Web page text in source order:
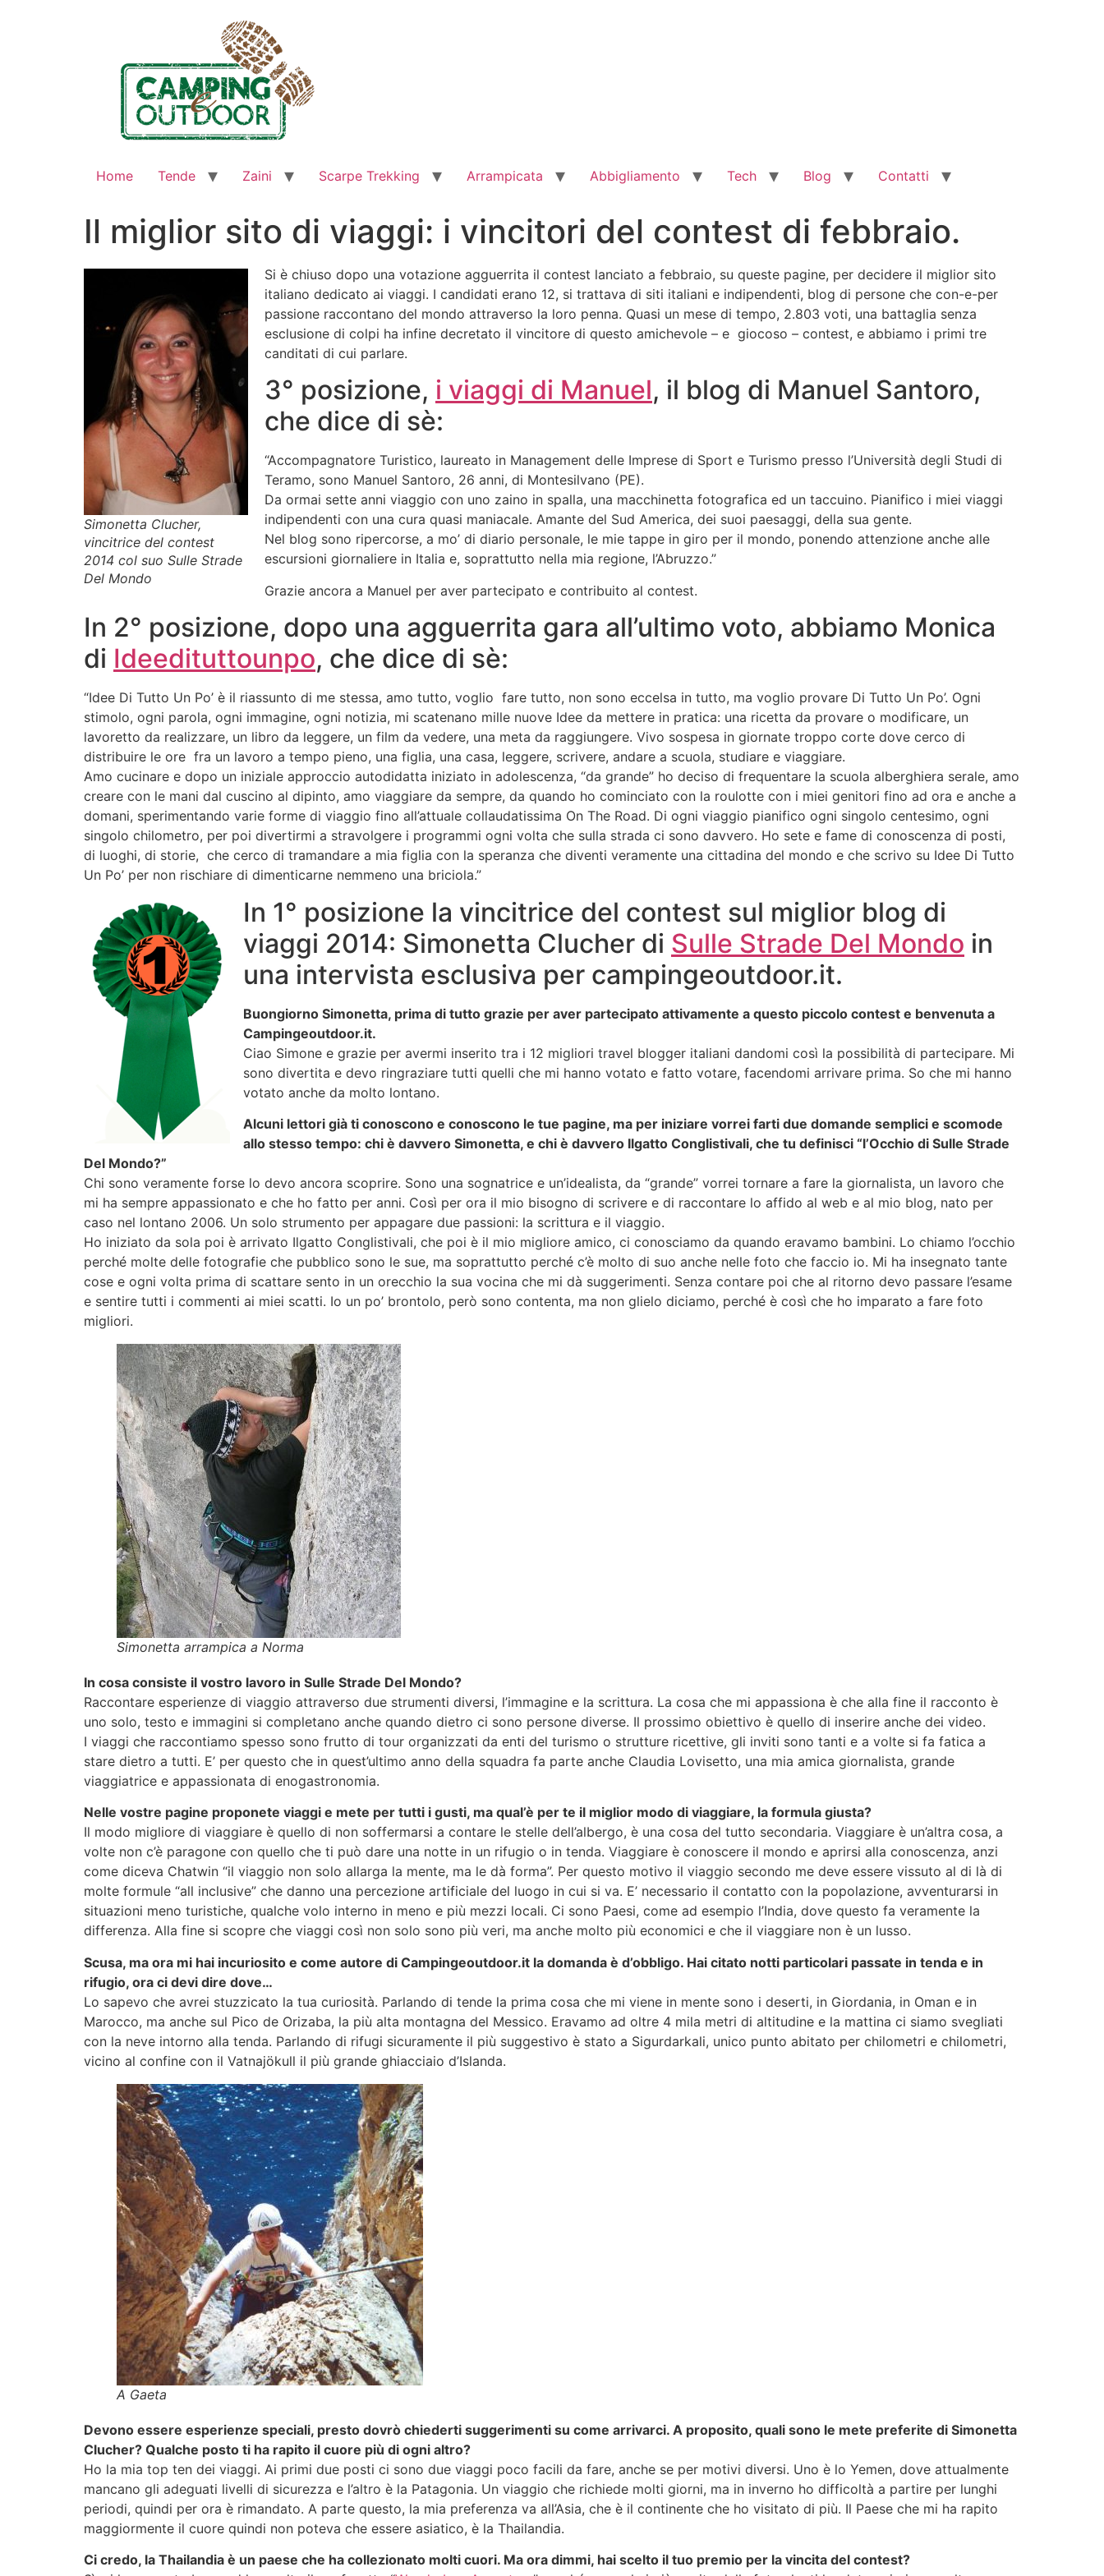
Home Tende Zaini Scarpe Trekking Arrampicata Abbigliamento Tech Blog Contatti
Il miglior sito di viaggi: i vincitori del contest di febbraio.
Simonetta Clucher,
vincitrice del contest
2014 col suo Sulle Strade
Del Mondo
Si è chiuso dopo una votazione agguerrita il contest lanciato a febbraio, su queste pagine, per decidere il miglior sito
italiano dedicato ai viaggi. I candidati erano 12, si trattava di siti italiani e indipendenti, blog di persone che con-e-per
passione raccontano del mondo attraverso la loro penna. Quasi un mese di tempo, 2.803 voti, una battaglia senza
esclusione di colpi ha infine decretato il vincitore di questo amichevole – e giocoso – contest, e abbiamo i primi tre
canditati di cui parlare.
3° posizione, i viaggi di Manuel, il blog di Manuel Santoro,
che dice di sè:
“Accompagnatore Turistico, laureato in Management delle Imprese di Sport e Turismo presso l’Università degli Studi di
Teramo, sono Manuel Santoro, 26 anni, di Montesilvano (PE).
Da ormai sette anni viaggio con uno zaino in spalla, una macchinetta fotografica ed un taccuino. Pianifico i miei viaggi
indipendenti con una cura quasi maniacale. Amante del Sud America, dei suoi paesaggi, della sua gente.
Nel blog sono ripercorse, a mo’ di diario personale, le mie tappe in giro per il mondo, ponendo attenzione anche alle
escursioni giornaliere in Italia e, soprattutto nella mia regione, l’Abruzzo.”
Grazie ancora a Manuel per aver partecipato e contribuito al contest.
In 2° posizione, dopo una agguerrita gara all’ultimo voto, abbiamo Monica
di Ideedituttounpo, che dice di sè:
“Idee Di Tutto Un Po’ è il riassunto di me stessa, amo tutto, voglio fare tutto, non sono eccelsa in tutto, ma voglio provare Di Tutto Un Po’. Ogni
stimolo, ogni parola, ogni immagine, ogni notizia, mi scatenano mille nuove Idee da mettere in pratica: una ricetta da provare o modificare, un
lavoretto da realizzare, un libro da leggere, un film da vedere, una meta da raggiungere. Vivo sospesa in giornate troppo corte dove cerco di
distribuire le ore fra un lavoro a tempo pieno, una figlia, una casa, leggere, scrivere, andare a scuola, studiare e viaggiare.
Amo cucinare e dopo un iniziale approccio autodidatta iniziato in adolescenza, “da grande” ho deciso di frequentare la scuola alberghiera serale, amo
creare con le mani dal cuscino al dipinto, amo viaggiare da sempre, da quando ho cominciato con la roulotte con i miei genitori fino ad ora e anche a
domani, sperimentando varie forme di viaggio fino all’attuale collaudatissima On The Road. Di ogni viaggio pianifico ogni singolo centesimo, ogni
singolo chilometro, per poi divertirmi a stravolgere i programmi ogni volta che sulla strada ci sono davvero. Ho sete e fame di conoscenza di posti,
di luoghi, di storie, che cerco di tramandare a mia figlia con la speranza che diventi veramente una cittadina del mondo e che scrivo su Idee Di Tutto
Un Po’ per non rischiare di dimenticarne nemmeno una briciola.”
In 1° posizione la vincitrice del contest sul miglior blog di
viaggi 2014: Simonetta Clucher di Sulle Strade Del Mondo in
una intervista esclusiva per campingeoutdoor.it.
Buongiorno Simonetta, prima di tutto grazie per aver partecipato attivamente a questo piccolo contest e benvenuta a
Campingeoutdoor.it.
Ciao Simone e grazie per avermi inserito tra i 12 migliori travel blogger italiani dandomi così la possibilità di partecipare. Mi
sono divertita e devo ringraziare tutti quelli che mi hanno votato e fatto votare, facendomi arrivare prima. So che mi hanno
votato anche da molto lontano.
Alcuni lettori già ti conoscono e conoscono le tue pagine, ma per iniziare vorrei farti due domande semplici e scomode
allo stesso tempo: chi è davvero Simonetta, e chi è davvero Ilgatto Conglistivali, che tu definisci “l’Occhio di Sulle Strade
Del Mondo?”
Chi sono veramente forse lo devo ancora scoprire. Sono una sognatrice e un’idealista, da “grande” vorrei tornare a fare la giornalista, un lavoro che
mi ha sempre appassionato e che ho fatto per anni. Così per ora il mio bisogno di scrivere e di raccontare lo affido al web e al mio blog, nato per
caso nel lontano 2006. Un solo strumento per appagare due passioni: la scrittura e il viaggio.
Ho iniziato da sola poi è arrivato Ilgatto Conglistivali, che poi è il mio migliore amico, ci conosciamo da quando eravamo bambini. Lo chiamo l’occhio
perché molte delle fotografie che pubblico sono le sue, ma soprattutto perché c’è molto di suo anche nelle foto che faccio io. Mi ha insegnato tante
cose e ogni volta prima di scattare sento in un orecchio la sua vocina che mi dà suggerimenti. Senza contare poi che al ritorno devo passare l’esame
e sentire tutti i commenti ai miei scatti. Io un po’ brontolo, però sono contenta, ma non glielo diciamo, perché è così che ho imparato a fare foto
migliori.
Simonetta arrampica a Norma
In cosa consiste il vostro lavoro in Sulle Strade Del Mondo?
Raccontare esperienze di viaggio attraverso due strumenti diversi, l’immagine e la scrittura. La cosa che mi appassiona è che alla fine il racconto è
uno solo, testo e immagini si completano anche quando dietro ci sono persone diverse. Il prossimo obiettivo è quello di inserire anche dei video.
I viaggi che raccontiamo spesso sono frutto di tour organizzati da enti del turismo o strutture ricettive, gli inviti sono tanti e a volte si fa fatica a
stare dietro a tutti. E’ per questo che in quest’ultimo anno della squadra fa parte anche Claudia Lovisetto, una mia amica giornalista, grande
viaggiatrice e appassionata di enogastronomia.
Nelle vostre pagine proponete viaggi e mete per tutti i gusti, ma qual’è per te il miglior modo di viaggiare, la formula giusta?
Il modo migliore di viaggiare è quello di non soffermarsi a contare le stelle dell’albergo, è una cosa del tutto secondaria. Viaggiare è un’altra cosa, a
volte non c’è paragone con quello che ti può dare una notte in un rifugio o in tenda. Viaggiare è conoscere il mondo e aprirsi alla conoscenza, anzi
come diceva Chatwin “il viaggio non solo allarga la mente, ma le dà forma”. Per questo motivo il viaggio secondo me deve essere vissuto al di là di
molte formule “all inclusive” che danno una percezione artificiale del luogo in cui si va. E’ necessario il contatto con la popolazione, avventurarsi in
situazioni meno turistiche, qualche volo interno in meno e più mezzi locali. Ci sono Paesi, come ad esempio l’India, dove questo fa veramente la
differenza. Alla fine si scopre che viaggi così non solo sono più veri, ma anche molto più economici e che il viaggiare non è un lusso.
Scusa, ma ora mi hai incuriosito e come autore di Campingeoutdoor.it la domanda è d’obbligo. Hai citato notti particolari passate in tenda e in
rifugio, ora ci devi dire dove…
Lo sapevo che avrei stuzzicato la tua curiosità. Parlando di tende la prima cosa che mi viene in mente sono i deserti, in Giordania, in Oman e in
Marocco, ma anche sul Pico de Orizaba, la più alta montagna del Messico. Eravamo ad oltre 4 mila metri di altitudine e la mattina ci siamo svegliati
con la neve intorno alla tenda. Parlando di rifugi sicuramente il più suggestivo è stato a Sigurdarkali, unico punto abitato per chilometri e chilometri,
vicino al confine con il Vatnajökull il più grande ghiacciaio d’Islanda.
A Gaeta
Devono essere esperienze speciali, presto dovrò chiederti suggerimenti su come arrivarci. A proposito, quali sono le mete preferite di Simonetta
Clucher? Qualche posto ti ha rapito il cuore più di ogni altro?
Ho la mia top ten dei viaggi. Ai primi due posti ci sono due viaggi poco facili da fare, anche se per motivi diversi. Uno è lo Yemen, dove attualmente
mancano gli adeguati livelli di sicurezza e l’altro è la Patagonia. Un viaggio che richiede molti giorni, ma in inverno ho difficoltà a partire per lunghi
periodi, quindi per ora è rimandato. A parte questo, la mia preferenza va all’Asia, che è il continente che ho visitato di più. Il Paese che mi ha rapito
maggiormente il cuore quindi non poteva che essere asiatico, è la Thailandia.
Ci credo, la Thailandia è un paese che ha collezionato molti cuori. Ma ora dimmi, hai scelto il tuo premio per la vincita del contest?